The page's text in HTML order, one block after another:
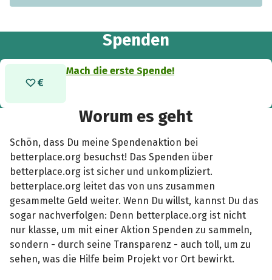
Spenden
Mach die erste Spende!
Worum es geht
Schön, dass Du meine Spendenaktion bei
betterplace.org besuchst! Das Spenden über
betterplace.org ist sicher und unkompliziert.
betterplace.org leitet das von uns zusammen
gesammelte Geld weiter. Wenn Du willst, kannst Du das
sogar nachverfolgen: Denn betterplace.org ist nicht
nur klasse, um mit einer Aktion Spenden zu sammeln,
sondern - durch seine Transparenz - auch toll, um zu
sehen, was die Hilfe beim Projekt vor Ort bewirkt.